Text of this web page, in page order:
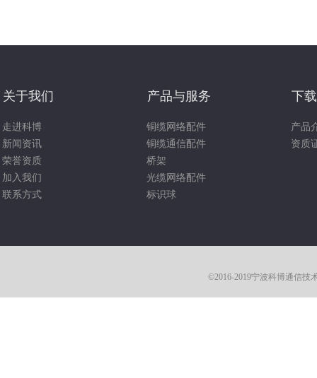
关于我们
走进科博
新闻资讯
荣誉资质
加入我们
联系方式
产品与服务
铜缆网络配件
铜缆通信配件
桥架
光缆网络配件
标识球
下
产品
资质
©2016-2019宁波科博通信技